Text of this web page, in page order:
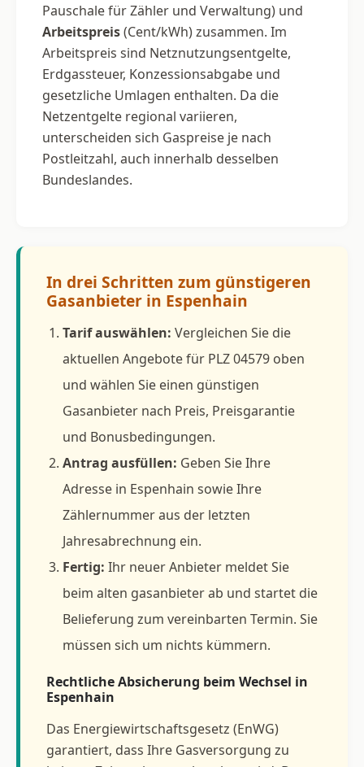
Pauschale für Zähler und Verwaltung) und
Arbeitspreis(Cent/kWh) zusammen. Im
Arbeitspreis sind Netznutzungsentgelte,
Erdgassteuer, Konzessionsabgabe und
gesetzliche Umlagen enthalten. Da die
Netzentgelte regional variieren,
unterscheiden sich Gaspreise je nach
Postleitzahl, auch innerhalb desselben
Bundeslandes.
In drei Schritten zum günstigeren
Gasanbieter in Espenhain
Tarif auswählen: Vergleichen Sie die
aktuellen Angebote für PLZ 04579 oben
und wählen Sie einen günstigen
Gasanbieter nach Preis, Preisgarantie
und Bonusbedingungen.
Antrag ausfüllen: Geben Sie Ihre
Adresse in Espenhain sowie Ihre
Zählernummer aus der letzten
Jahresabrechnung ein.
Fertig: Ihr neuer Anbieter meldet Sie
beim alten gasanbieter ab und startet die
Belieferung zum vereinbarten Termin. Sie
müssen sich um nichts kümmern.
Rechtliche Absicherung beim Wechsel in
Espenhain
Das Energiewirtschaftsgesetz (EnWG)
garantiert, dass Ihre Gasversorgung zu